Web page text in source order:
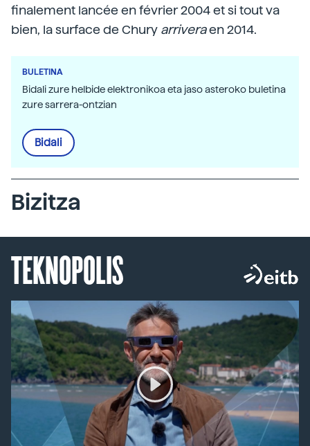
finalement lancée en février 2004 et si tout va
bien, la surface de Chury arriveraen 2014.
BULETINA
Bidali zure helbide elektronikoa eta jaso asteroko buletina
zure sarrera-ontzian
Bidali
Bizitza
TEKNOPOLIS